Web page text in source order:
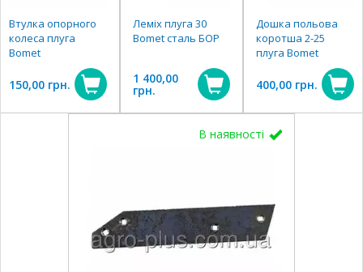
Втулка опорного
колеса плуга
Bomet
150,00 грн.
Леміх плуга 30
Bomet сталь БОР
1 400,00
грн.
Дошка польова
коротша 2-25
плуга Bomet
400,00 грн.
В наявності